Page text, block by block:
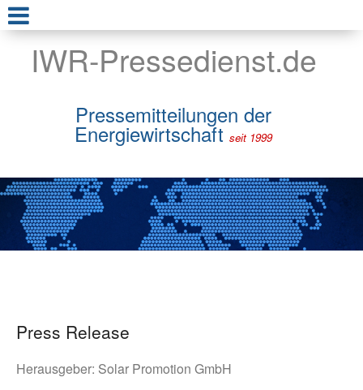
IWR-Pressedienst.de
Pressemitteilungen der
Energiewirtschaft seit 1999
Press Release
Herausgeber: Solar Promotion GmbH